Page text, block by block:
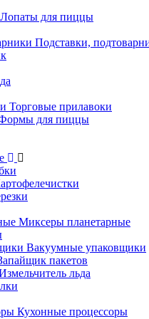
Лопаты для пиццы
Подставки,
Торговые прилавоки
для пиццы
Миксеры планетарные
Вакуумные упаковщики
пакетов
льда
Кухонные процессоры